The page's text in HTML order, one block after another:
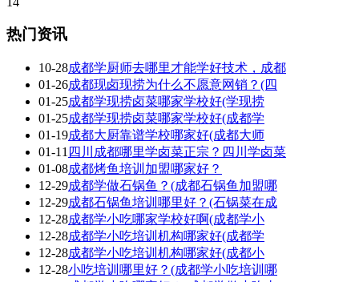
热门资讯
10-28成都学厨师去哪里才能学好技术，成都
01-26成都现卤现捞为什么不愿意网销？(四
01-25成都学现捞卤菜哪家学校好(学现捞
01-25成都学现捞卤菜哪家学校好(成都学
01-19成都大厨靠谱学校哪家好(成都大师
01-11 四川成都哪里学卤菜正宗？四川学卤菜
01-08成都烤鱼培训加盟哪家好？
12-29成都学做石锅鱼？(成都石锅鱼加盟哪
12-29成都石锅鱼培训哪里好？(石锅菜在成
12-28成都学小吃哪家学校好啊(成都学小
12-28成都学小吃培训机构哪家好(成都学
12-28成都学小吃培训机构哪家好(成都小
12-28小吃培训哪里好？(成都学小吃培训哪